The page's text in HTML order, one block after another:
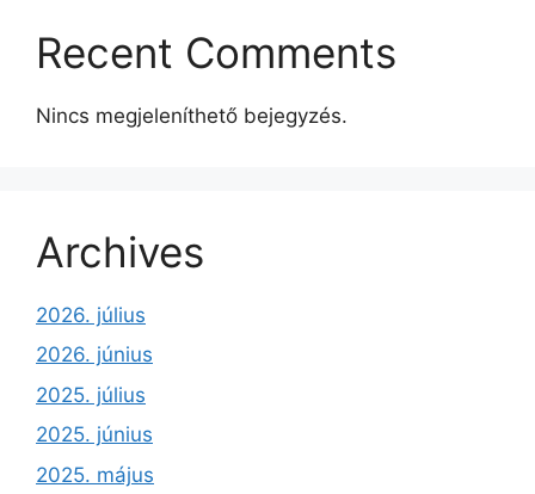
Recent Comments
Nincs megjeleníthető bejegyzés.
Archives
2026. július
2026. június
2025. július
2025. június
2025. május